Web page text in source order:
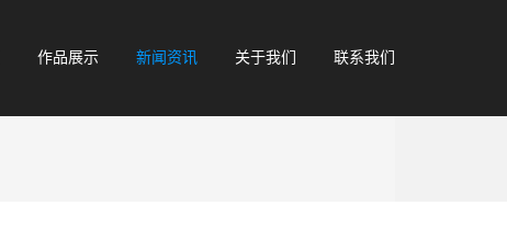
作品展示 新闻资讯 关于我们 联系我们